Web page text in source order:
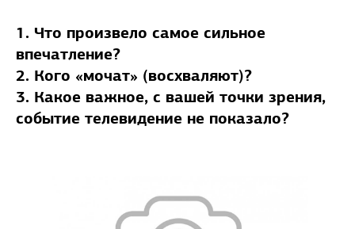
1. Что произвело самое сильное
впечатление?
2. Кого «мочат» (восхваляют)?
3. Какое важное, с вашей точки зрения,
событие телевидение не показало?